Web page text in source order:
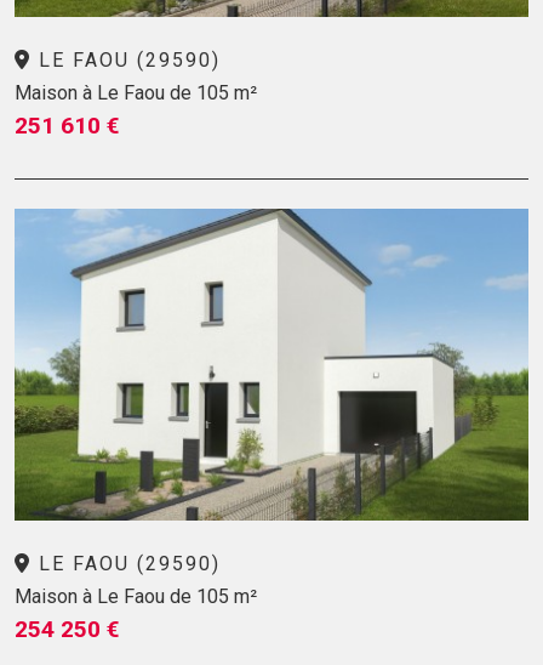
LE FAOU (29590)
Maison à Le Faou de 105 m²
251 610 €
LE FAOU (29590)
Maison à Le Faou de 105 m²
254 250 €